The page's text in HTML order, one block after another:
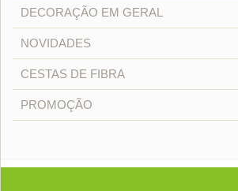
DECORAÇÃO EM GERAL
NOVIDADES
CESTAS DE FIBRA
PROMOÇÃO